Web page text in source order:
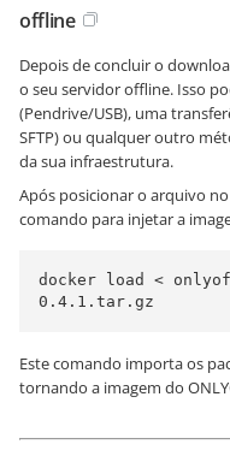
offline
Depois de concluir o
o seu servidor offline. Isso
(Pendrive/USB), uma
SFTP) ou qualquer outro
da sua infraestrutura.
Após posicionar o arquivo
comando para injetar a
docker load <
0.4.1.tar.gz
Este comando importa os
tornando a imagem do